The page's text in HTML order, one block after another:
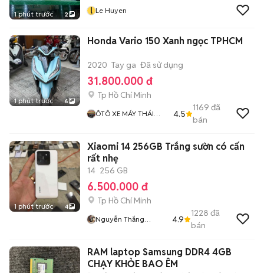
1 phút trước 2
l Le Huyen
1 phút trước 6
Honda Vario 150 Xanh ngọc TPHCM
2020 Tay ga Đã sử dụng
31.800.000 đ
Tp Hồ Chí Minh
ÔTÔ XE MÁY THÁI
4.5
1169 đã
bán
1 phút trước 4
Xiaomi 14 256GB Trắng sườn có cấn
rất nhẹ
14 256 GB
6.500.000 đ
Tp Hồ Chí Minh
Nguyễn Thắng
4.9
1228 đã
bán
RAM laptop Samsung DDR4 4GB
CHẠY KHỎE BAO ÊM